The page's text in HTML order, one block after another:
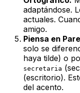
adaptándose.
actuales.
amigo.
Piensa en
solo se
haya tilde) o
secretaria
(escritorio).
del acento.